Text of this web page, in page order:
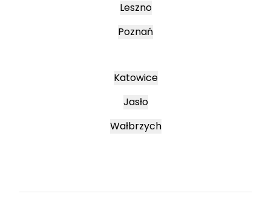
Leszno
Poznań
Katowice
Jasło
Wałbrzych